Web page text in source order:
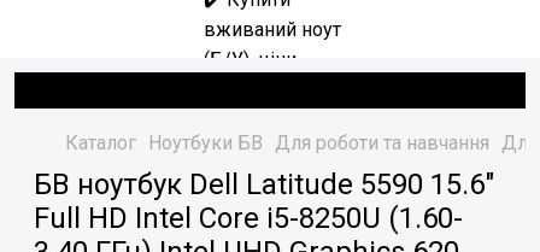
Каталог Ноутбуки БВ Для роботи та навчання Для
БВ ноутбук Dell Latitude 5590 15.6"
Full HD Intel Core i5-8250U (1.60-